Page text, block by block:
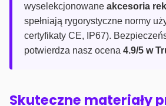
wyselekcjonowane akcesoria
spełniają rygorystyczne normy
certyfikaty CE, IP67).
potwierdza nasz ocena 4.9/5 w
Skuteczne materiały